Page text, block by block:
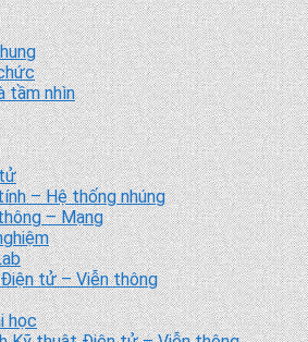
tầm nhìn
– Hệ thống nhúng
– Mạng
tử – Viễn thông
học